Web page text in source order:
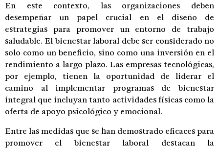
En este contexto, las organizaciones deben
desempeñar un papel crucial en el diseño de
estrategias para promover un entorno de trabajo
saludable. El bienestar laboral debe ser considerado no
solo como un beneficio, sino como una inversión en el
rendimiento a largo plazo. Las empresas tecnológicas,
por ejemplo, tienen la oportunidad de liderar el
camino al implementar programas de bienestar
integral que incluyan tanto actividades físicas como la
oferta de apoyo psicológico y emocional.
Entre las medidas que se han demostrado eficaces para
promover el bienestar laboral destacan la